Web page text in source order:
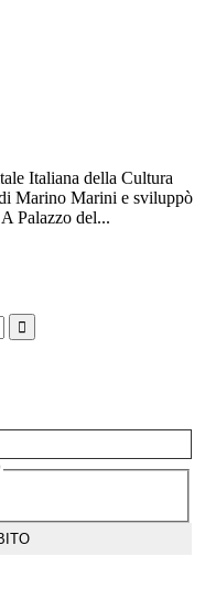
Italiana della Cultura
Marino Marini e sviluppò
Palazzo del...